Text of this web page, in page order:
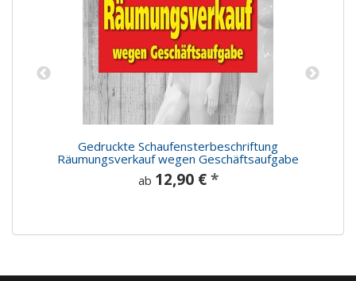
Gedruckte Schaufensterbeschriftung
Räumungsverkauf wegen Geschäftsaufgabe
ab 12,90 € *